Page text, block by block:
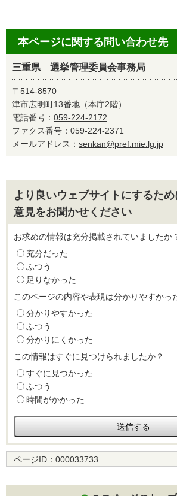
本ページに関する問い合わせ先
三重県 選挙管理委員会事務局
〒514-8570
津市広明町13番地（本庁2階）
電話番号： 059-224-2172
ファクス番号：059-224-2371
メールアドレス： senkan@pref.mie.lg.jp
より良いウェブサイトにするた
意見をお聞かせください
お求めの情報は充分掲載されていましたか
充分だった
ふつう
足りなかった
このページの内容や表現は分かりやすかっ
分かりやすかった
ふつう
分かりにくかった
この情報はすぐに見つけられましたか？
すぐに見つかった
ふつう
時間がかかった
ページID： 000033733